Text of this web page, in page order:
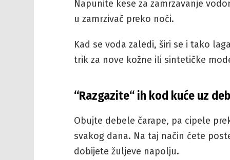
Napunite kese za zamrzavanje
u zamrzivač preko noći.
Kad se voda zaledi, širi se i tako
trik za nove kožne ili sintetičke
“Razgazite“ ih kod kuće uz
Obujte debele čarape, pa cipele
svakog dana. Na taj način ćete
dobijete žuljeve napolju.